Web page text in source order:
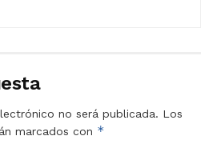
no será publicada. Los
marcados con *